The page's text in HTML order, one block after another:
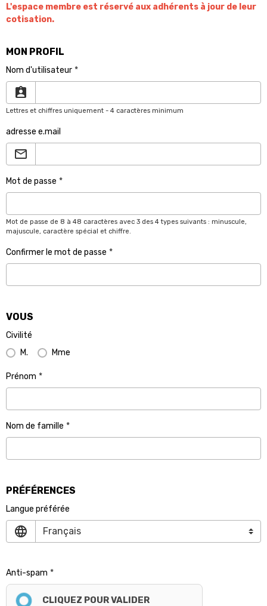
L'espace membre est réservé aux adhérents à jour de leur
cotisation.
MON PROFIL
Nom d'utilisateur
Lettres et chiffres uniquement - 4 caractères minimum
adresse e.mail
Mot de passe
Mot de passe de 8 à 48 caractères avec 3 des 4 types suivants : minuscule,
majuscule, caractère spécial et chiffre.
Confirmer le mot de passe
VOUS
Civilité
M.
Mme
Prénom
Nom de famille
PRÉFÉRENCES
Langue préférée
Anti-spam
CLIQUEZ POUR VALIDER